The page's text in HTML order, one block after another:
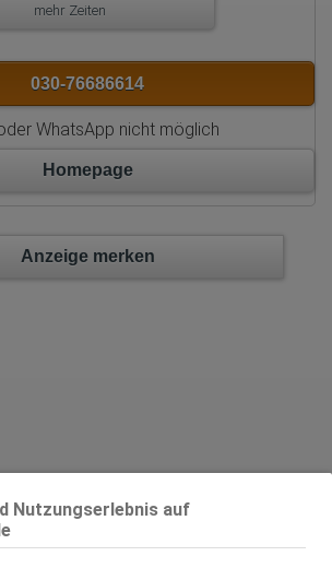
Nutzungserlebnis auf
mehr Zeiten
030-76686614
WhatsApp nicht möglich
Homepage
Anzeige merken
165 cm